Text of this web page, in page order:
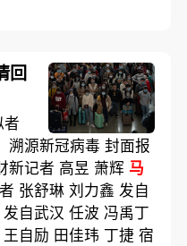
回
溯源新冠病毒 封面报
新记者 高昱 萧辉 马
张舒琳 刘力鑫 发自
自武汉 任波 冯禹丁
自励 田佳玮 丁捷 宿